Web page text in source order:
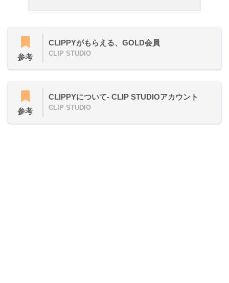
参考
CLIPPYがもらえる、GOLD会員
CLIP STUDIO
参考
CLIPPYについて- CLIP STUDIOアカウント
CLIP STUDIO